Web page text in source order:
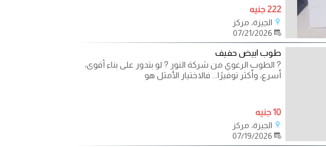
222 جنيه
الجيزة، مركز
طوب ابيض حفيف
? الطوب الرغوي من شركة النور ?️ لو بتدور على بناء أقوى،
أسرع، وأكثر توفيرًا... فالاختيار الأمثل هو
10 جنيه
الجيزة، مركز